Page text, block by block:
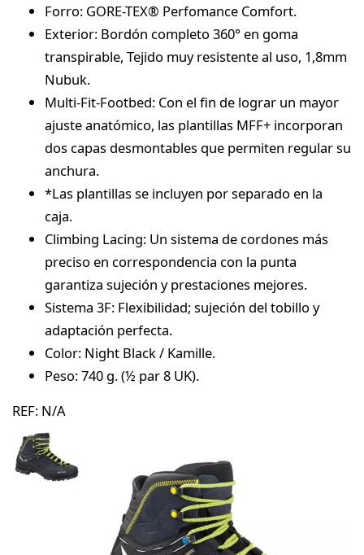
Forro: GORE-TEX® Perfomance Comfort.
Exterior: Bordón completo 360° en goma
transpirable, Tejido muy resistente al uso, 1,8mm
Nubuk.
Multi-Fit-Footbed: Con el fin de lograr un mayor
ajuste anatómico, las plantillas MFF+ incorporan
dos capas desmontables que permiten regular su
anchura.
*Las plantillas se incluyen por separado en la
caja.
Climbing Lacing: Un sistema de cordones más
preciso en correspondencia con la punta
garantiza sujeción y prestaciones mejores.
Sistema 3F: Flexibilidad; sujeción del tobillo y
adaptación perfecta.
Color: Night Black / Kamille.
Peso: 740 g. (½ par 8 UK).
REF: N/A